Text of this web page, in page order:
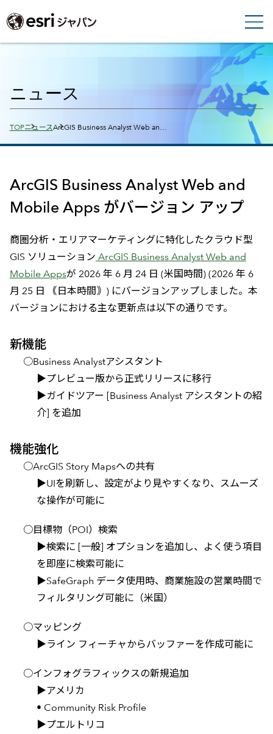
ニュース
Breadcrumbs
TOPニュースArcGIS Business Analyst Web an…
ArcGIS Business Analyst Web and
Mobile Apps がバージョン アップ
商圏分析・エリアマーケティングに特化したクラウド型
GIS ソリューション ArcGIS Business Analyst Web and
Mobile Appsが 2026 年 6 月 24 日 (米国時間) (2026 年 6
月 25 日 ｟日本時間｠) にバージョンアップしました。本
バージョンにおける主な更新点は以下の通りです。
新機能
○Business Analystアシスタント
▶プレビュー版から正式リリースに移行
▶ガイドツアー [Business Analyst アシスタントの紹
介] を追加
機能強化
○ArcGIS Story Mapsへの共有
▶UIを刷新し、設定がより見やすくなり、スムーズ
な操作が可能に
○目標物（POI）検索
▶検索に [一般] オプションを追加し、よく使う項目
を即座に検索可能に
▶SafeGraph データ使用時、商業施設の営業時間で
フィルタリング可能に（米国）
○マッピング
▶ライン フィーチャからバッファーを作成可能に
○インフォグラフィックスの新規追加
▶アメリカ
• Community Risk Profile
▶プエルトリコ